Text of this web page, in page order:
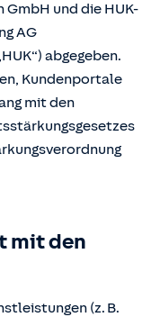
und die HUK-
AG
abgegeben.
Kundenportale
mit den
mit den
(z. B.